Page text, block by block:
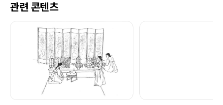
관련 콘텐츠